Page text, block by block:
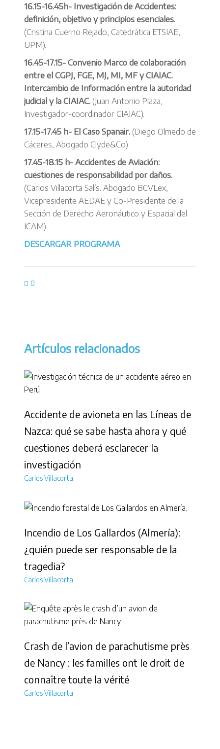
16.15-16.45h- Investigación de Accidentes:
definición, objetivo y principios esenciales.
(Cristina Cuerno Rejado, Catedrática ETSIAE,
UPM).
16.45-17.15- Convenio Marco de colaboración
entre el CGPJ, FGE, MJ, MI, MF y CIAIAC.
Intercambio de Información entre la autoridad
judicial y la CIAIAC. (Juan Antonio Plaza,
Investigador-coordinador CIAIAC).
17.15-17.45 h- El Caso Spanair. (Diego Olmedo de
Cáceres, Abogado Clyde&Co)
17.45-18.15 h- Accidentes de Aviación:
cuestiones de responsabilidad por daños.
(Carlos Villacorta Salís. Abogado BCVLex,
Vicepresidente AEDAE y Co-Presidente de la
Sección de Derecho Aeronáutico y Espacial del
ICAM).
DESCARGAR PROGRAMA
0
Artículos relacionados
Accidente de avioneta en las Líneas de
Nazca: qué se sabe hasta ahora y qué
cuestiones deberá esclarecer la
investigación
Carlos Villacorta
Incendio de Los Gallardos (Almería):
¿quién puede ser responsable de la
tragedia?
Carlos Villacorta
Crash de l’avion de parachutisme près
de Nancy : les familles ont le droit de
connaître toute la vérité
Carlos Villacorta